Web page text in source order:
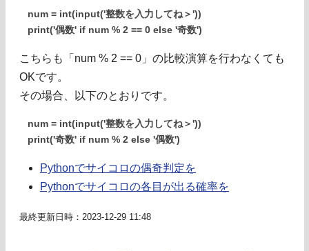
num = int(input('整数を入力してね＞'))
print('偶数' if num % 2 == 0 else '奇数')
こちらも「num % 2 == 0」の比較演算を行わなくても
OKです。
その場合、以下のとおりです。
num = int(input('整数を入力してね＞'))
print('奇数' if num % 2 else '偶数')
Pythonでサイコロの偶奇判定を
Pythonでサイコロの各目が出る確率を
最終更新日時：2023-12-29 11:48